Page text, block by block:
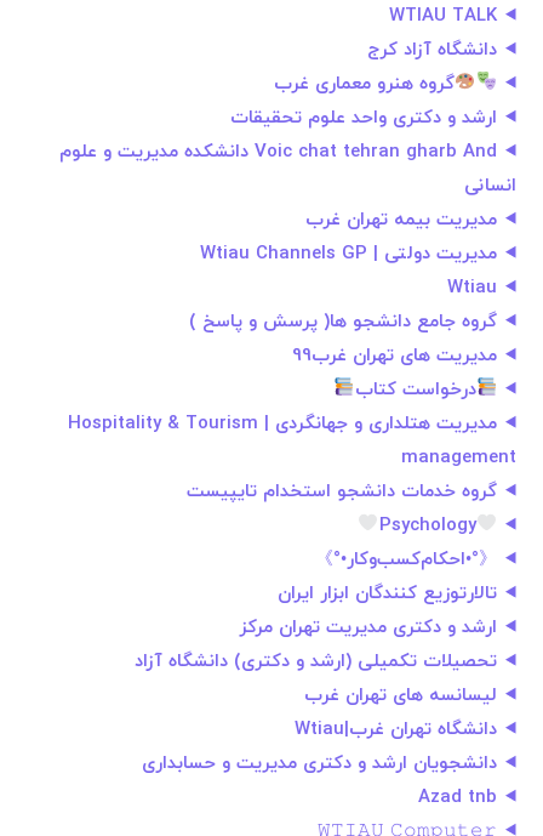
WTIAU TALK
دانشگاه آزاد کرج
گروه هنر‌و معماری غرب
ارشد و دکتری واحد علوم تحقیقات
Voic chat tehran gharb And دانشکده مدیریت و علوم
انسانی
مدیریت بیمه تهران غرب
مدیریت دولتی | Wtiau Channels GP
Wtiau
گروه جامع دانشجو ها( پرسش و پاسخ )
مدیریت های تهران غرب99
درخواست كتاب
مدیریت هتلداری و جهانگردی | Hospitality & Tourism
management
گروه خدمات دانشجو استخدام تایپیست
Psychology
《°•احکام‌کسب‌و‌کار•°》
تالارتوزیع کنندگان ابزار ایران
ارشد و دکتری مدیریت تهران مرکز
تحصیلات تکمیلی (ارشد و دکتری) دانشگاه آزاد
لیسانسه های تهران غرب
دانشگاه تهران غرب|Wtiau
دانشجویان ارشد و دکتری مدیریت و حسابداری
Azad tnb